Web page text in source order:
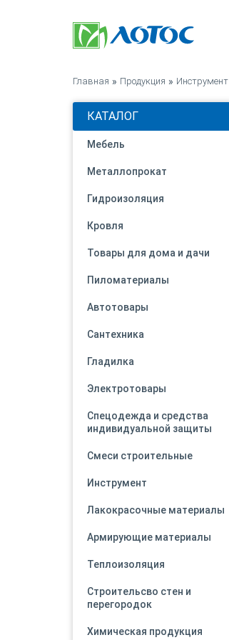
Главная » Продукция » Инструмент
КАТАЛОГ
Мебель
Металлопрокат
Гидроизоляция
Кровля
Товары для дома и дачи
Пиломатериалы
Автотовары
Сантехника
Гладилка
Электротовары
Спецодежда и средства
индивидуальной защиты
Смеси строительные
Инструмент
Лакокрасочные материалы
Армирующие материалы
Теплоизоляция
Строительсво стен и
перегородок
Химическая продукция